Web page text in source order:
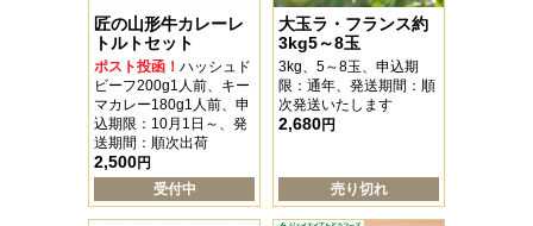
匠の山形牛カレーレ
トルトセット
ポスト投函！ ハッシュド
ビーフ200g1人前、キー
マカレー180g1人前、申
込期限：10月1日～、発
送期間：順次出荷
2,500円
受付中
大玉ラ・フランス約
3kg5～8玉
3kg、5～8玉、申込期
限：通年、発送期間：順
次発送いたします
2,680円
売り切れ